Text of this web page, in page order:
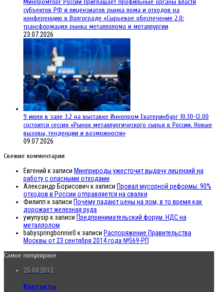
субъектов РФ и лицензиатов рынка лома и отходов на
конференцию в Волгограде «Сырьевое обеспечение 2.0:
трансформация рынка металлолома и металлургии
23.07.2026
9 июля в зале 3.2 на выставке Иннопром Екатеринбург 10.30-12.00
состоится сессия «Рынок металлургического сырья в России. Новые
вызовы, тенденции и возможности»
09.07.2026
Свежие комментарии
Евгений к записи Минприроды ужесточит выдачу лицензий на
работу с опасными отходами
Александр Борисович к записи Провал мусорной реформы: 90%
отходов в России отправляется на свалки
Филипп к записи Почему падают цены на лом, в то время как
дорожает железная руда
ywynysip к записи Предпринимательский форум. НДС на
металлолом
babyspringbonnie0 к записи Распоряжение Правительства
Москвы от 23 сентября 2014 года №569-РП
Самое популярное
25.04.2012
Контакты